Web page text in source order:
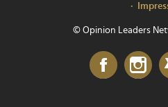
© Opinion Leaders